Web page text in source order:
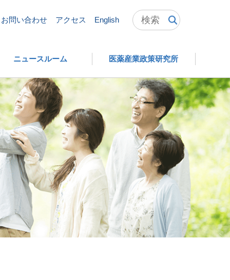
お問い合わせ アクセス English
ニュースルーム 医薬産業政策研究所